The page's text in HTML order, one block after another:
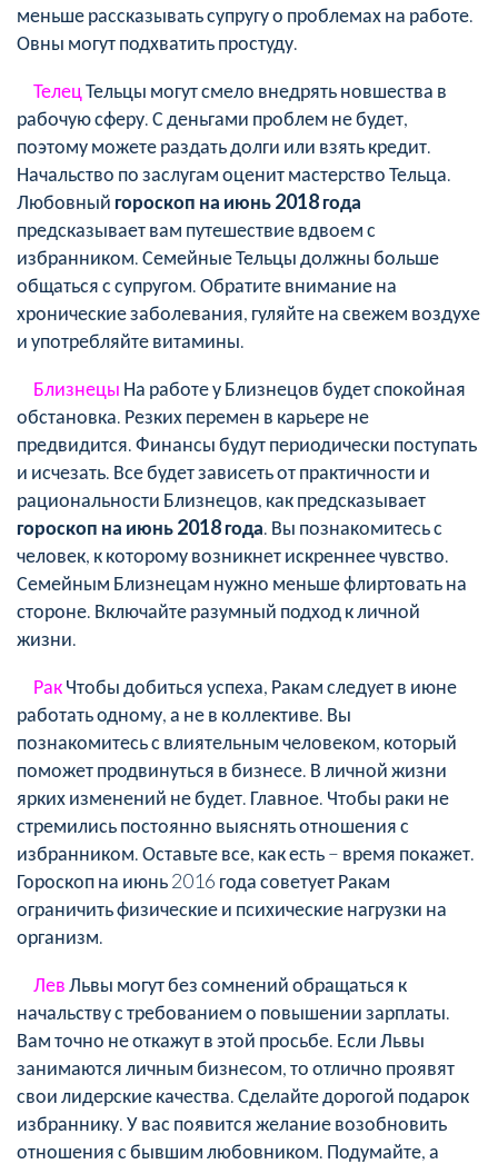
меньше рассказывать супругу о проблемах на работе.
Овны могут подхватить простуду.
ТелецТельцы могут смело внедрять новшества в
рабочую сферу. С деньгами проблем не будет,
поэтому можете раздать долги или взять кредит.
Начальство по заслугам оценит мастерство Тельца.
Любовныйгороскоп на июнь 2018 года
предсказывает вам путешествие вдвоем с
избранником. Семейные Тельцы должны больше
общаться с супругом. Обратите внимание на
хронические заболевания, гуляйте на свежем воздухе
и употребляйте витамины.
Близнецы На работе у Близнецов будет спокойная
обстановка. Резких перемен в карьере не
предвидится. Финансы будут периодически поступать
и исчезать. Все будет зависеть от практичности и
рациональности Близнецов, как предсказывает
гороскоп на июнь 2018 года. Вы познакомитесь с
человек, к которому возникнет искреннее чувство.
Семейным Близнецам нужно меньше флиртовать на
стороне. Включайте разумный подход к личной
жизни.
РакЧтобы добиться успеха, Ракам следует в июне
работать одному, а не в коллективе. Вы
познакомитесь с влиятельным человеком, который
поможет продвинуться в бизнесе. В личной жизни
ярких изменений не будет. Главное. Чтобы раки не
стремились постоянно выяснять отношения с
избранником. Оставьте все, как есть – время покажет.
Гороскоп на июнь 2016 года советует Ракам
ограничить физические и психические нагрузки на
организм.
ЛевЛьвы могут без сомнений обращаться к
начальству с требованием о повышении зарплаты.
Вам точно не откажут в этой просьбе. Если Львы
занимаются личным бизнесом, то отлично проявят
свои лидерские качества. Сделайте дорогой подарок
избраннику. У вас появится желание возобновить
отношения с бывшим любовником. Подумайте, а